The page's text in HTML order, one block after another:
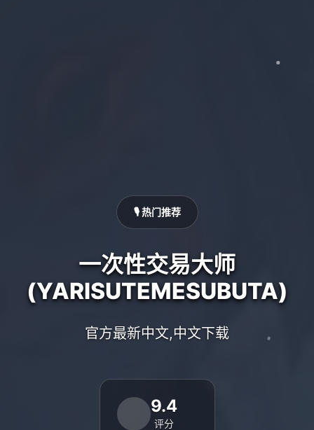
🎙️ 热门推荐
一次性交易大师
(YARISUTEMESUBUTA)
官方最新中文,中文下载
9.4
评分